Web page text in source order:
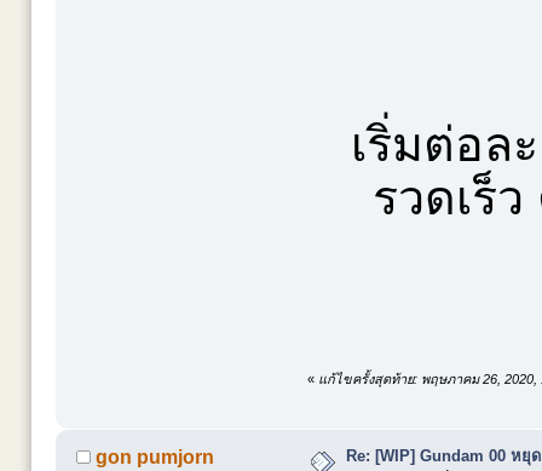
เริ่มต่อล
รวดเร็
« แก้ไขครั้งสุดท้าย: พฤษภาคม 26, 2020,
gon pumjorn Re: [WIP] Gundam 00 หยุ